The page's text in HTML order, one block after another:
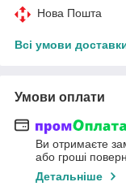
Нова Пошта
Всі умови
Умови оплати
Ви отримаєте
або гроші
Детальніше